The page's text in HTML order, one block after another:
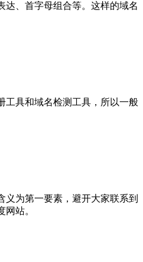
达、首字母组合等。这样的域名
工具和域名检测工具，所以一般
为第一要素，避开大家联系到
站。